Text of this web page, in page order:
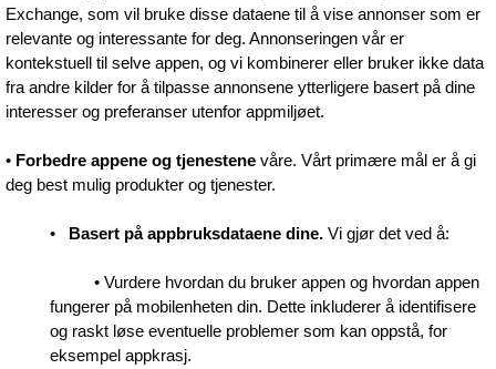
Exchange, som vil bruke disse dataene til å vise annonser som er
relevante og interessante for deg. Annonseringen vår er
kontekstuell til selve appen, og vi kombinerer eller bruker ikke data
fra andre kilder for å tilpasse annonsene ytterligere basert på dine
interesser og preferanser utenfor appmiljøet.
• Forbedre appene og tjenestenevåre. Vårt primære mål er å gi
deg best mulig produkter og tjenester.
• Basert på appbruksdataene dine.Vi gjør det ved å:
• Vurdere hvordan du bruker appen og hvordan appen
fungerer på mobilenheten din. Dette inkluderer å identifisere
og raskt løse eventuelle problemer som kan oppstå, for
eksempel appkrasj.